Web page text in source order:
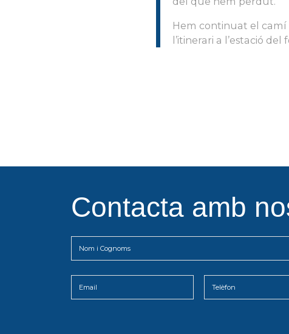
Hem continuat el camí
l’itinerari a l’estació
Contacta amb